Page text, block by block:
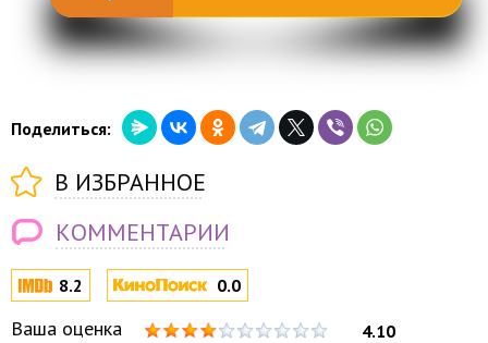
8.2 0.0
Ваша оценка 4.10
Поделиться:
В ИЗБРАННОЕ
КОММЕНТАРИИ